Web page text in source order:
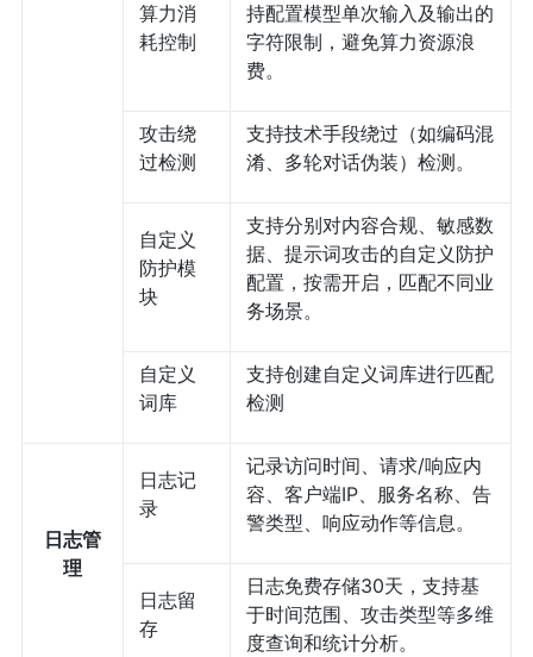
算力消
耗控制
持配置模型单次输入及输出的
字符限制，避免算力资源浪
费。
攻击绕
过检测
支持技术手段绕过（如编码混
淆、多轮对话伪装）检测。
自定义
防护模
块
支持分别对内容合规、敏感数
据、提示词攻击的自定义防护
配置，按需开启，匹配不同业
务场景。
自定义
词库
支持创建自定义词库进行匹配
检测
日志管
理
日志记
录
记录访问时间、请求/响应内
容、客户端IP、服务名称、告
警类型、响应动作等信息。
日志留
存
日志免费存储30天，支持基
于时间范围、攻击类型等多维
度查询和统计分析。